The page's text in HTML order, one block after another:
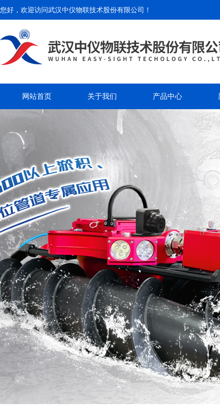
您好，欢迎访问武汉中仪物联技术股份有限公司 ！
网站首页 关于我们 产品中心